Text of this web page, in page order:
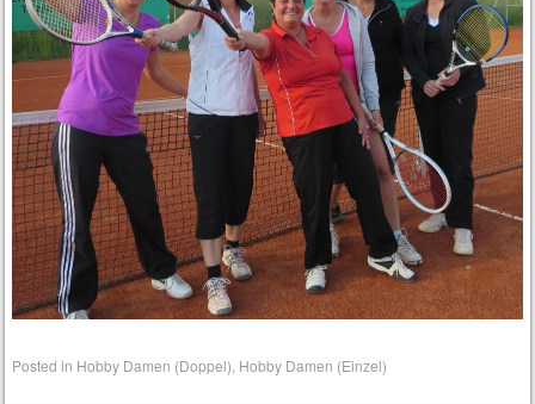
Posted in Hobby Damen (Doppel) Hobby Damen (Einzel)